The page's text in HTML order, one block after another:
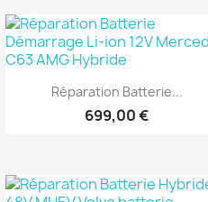
Aperçu rapide
Réparation Batterie...
699,00 €